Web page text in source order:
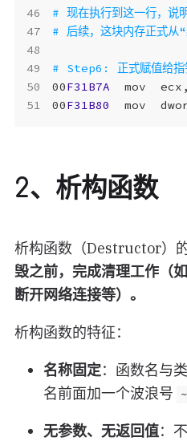
00F31B7A mov ecx
00F31B80 mov
2、析构函数
析构函数（Destructor）的
毁之前，完成清理工作（
断开网络连接等）。
析构函数的特征：
名称固定：函数名与
名前面加一个波浪号
~
无参数、无返回值：